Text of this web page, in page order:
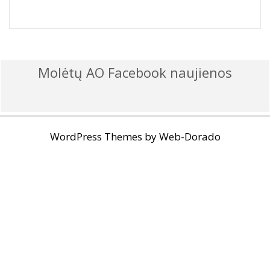
Molėtų AO Facebook naujienos
WordPress Themes byWeb-Dorado